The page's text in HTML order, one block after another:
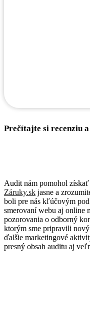
Prečítajte si recenziu
Audit nám pomohol
Záruky.sk jasne a
boli pre nás kľúčovým
smerovaní webu aj online
pozorovania o odborný
ktorým sme pripravili
ďalšie marketingové
presný obsah auditu aj